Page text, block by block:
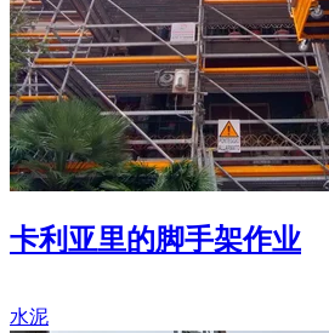
卡利亚里的脚手架作业
水泥